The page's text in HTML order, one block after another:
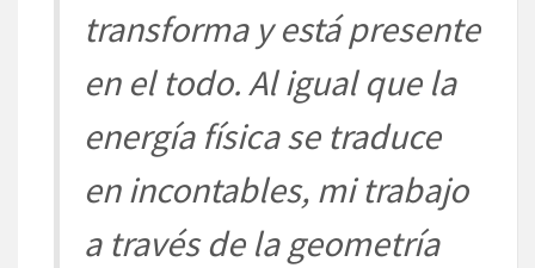
transforma y está presente
en el todo. Al igual que la
energía física se traduce
en incontables, mi trabajo
a través de la geometría